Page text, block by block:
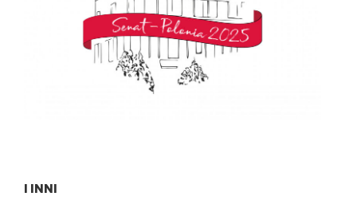
I INNI